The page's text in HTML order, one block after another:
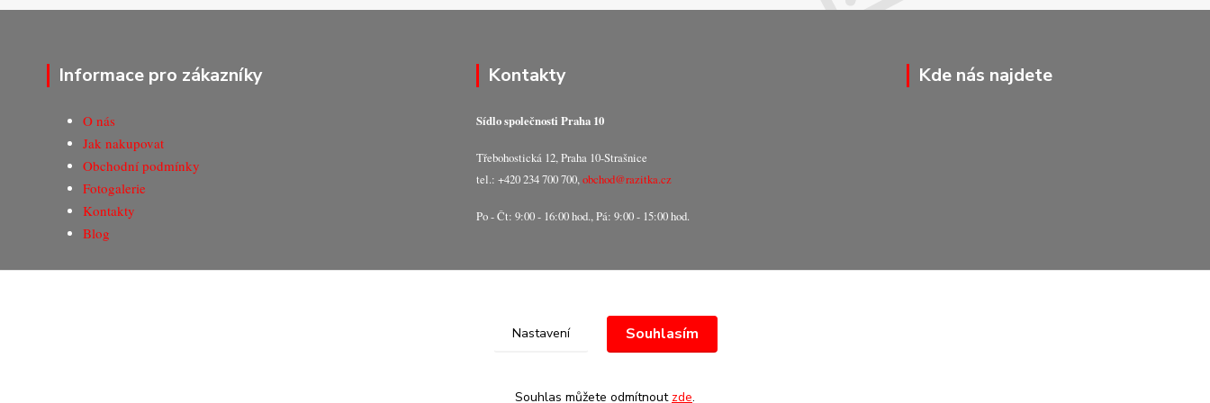
Informace pro zákazníky
O nás
Jak nakupovat
Obchodní podmínky
Fotogalerie
Kontakty
Blog
Kontakty
Sídlo společnosti Praha 10
Třebohostická 12, Praha 10-Strašnice
tel.: +420 234 700 700,obchod@razitka.cz
Po - Čt: 9:00 - 16:00 hod., Pá: 9:00 - 15:00 hod.
Kde nás najdete
Nastavení Souhlasím
Souhlas můžete odmítnout zde.